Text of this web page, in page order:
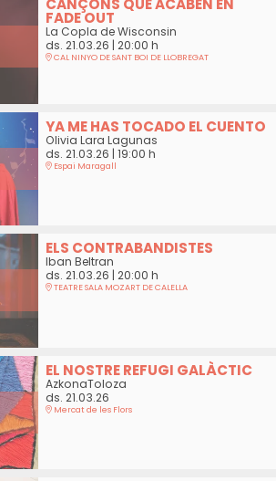
CANÇONS QUE ACABEN EN
FADE OUT
La Copla de Wisconsin
ds. 21.03.26 | 20:00 h
CAL NINYO DE SANT BOI DE LLOBREGAT
YA ME HAS TOCADO EL CUENTO
Olivia Lara Lagunas
ds. 21.03.26 | 19:00 h
Espai Maragall
ELS CONTRABANDISTES
Iban Beltran
ds. 21.03.26 | 20:00 h
TEATRE SALA MOZART DE CALELLA
EL NOSTRE REFUGI GALÀCTIC
AzkonaToloza
ds. 21.03.26
Mercat de les Flors